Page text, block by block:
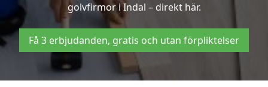
golvfirmor i Indal – direkt här.
Få 3 erbjudanden, gratis och utan förpliktelser